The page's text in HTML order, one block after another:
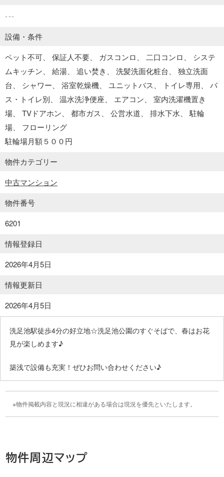
---
設備・条件
ペット不可
保証人不要 ガスコンロ 二口コンロ
システ
ムキッチン
給湯 追い焚き 洗髪洗面化粧台
独立洗面
台
シャワー 浴室乾燥機 ユニットバス トイレ専用
バ
ス・トイレ別
温水洗浄便座 エアコン
室内洗濯機置き
場
TVドアホン 都市ガス 公営水道 排水下水
駐輪
場
フローリング
駐輪場月額５００円
物件カテゴリー
中古マンション
物件番号
6201
情報登録日
2026年4月5日
情報更新日
2026年4月5日
洗足池駅徒歩4分の好立地☆洗足池公園のすぐそばで、春はお花
見が楽しめます♪
築浅で設備も充実！ぜひお問い合わせください♪
物件掲載内容と現況に相違がある場合は現況を優先といたします。
物件周辺マップ